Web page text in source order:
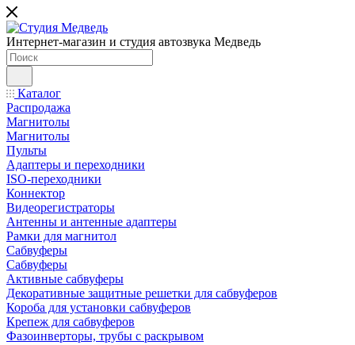
Интернет-магазин и студия автозвука Медведь
Каталог
Распродажа
Магнитолы
Магнитолы
Пульты
Адаптеры и переходники
ISO-переходники
Коннектор
Видеорегистраторы
Антенны и антенные адаптеры
Рамки для магнитол
Сабвуферы
Сабвуферы
Активные сабвуферы
Декоративные защитные решетки для сабвуферов
Короба для установки сабвуферов
Крепеж для сабвуферов
Фазоинверторы, трубы с раскрывом